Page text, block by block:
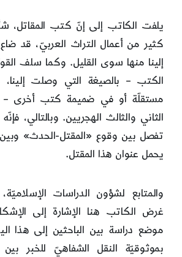
يلفت الكاتب إلى إنّ كتب المقاتل،
كثير من أعمال التراث العربيّ، قد
إلينا منها سوى القليل. وكما سلف
الكتب – بالصيغة التي وصلت إلينا،
مستقلّة أو في ضميمة كتب أخرى –
الثاني والثالث الهجريين. وبالتالي،
تفصل بين وقوع «المقتل-الحدث»
يحمل عنوان هذا المقتل.
والمتابع لشؤون الدراسات
غرض الكاتب هنا الإشارة إلى
موضع دراسة بين الباحثين إلى هذا
بموثوقيّة النقل الشفاهيّ للخبر بين